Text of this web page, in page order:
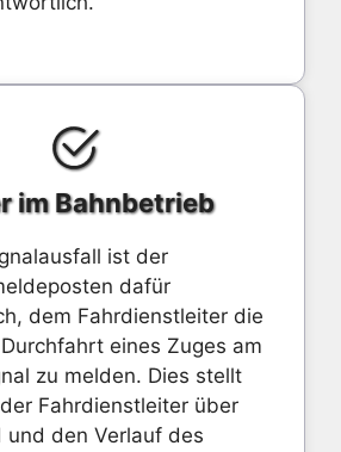
im Bahnbetrieb
ist der
dafür
dem Fahrdienstleiter die
eines Zuges am
zu melden. Dies stellt
Fahrdienstleiter über
und den Verlauf des